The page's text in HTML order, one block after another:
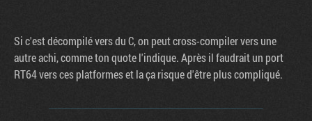
Si c'est décompilé vers du C, on peut cross-compiler vers une
autre achi, comme ton quote l'indique. Après il faudrait un port
RT64 vers ces platformes et la ça risque d'être plus compliqué.